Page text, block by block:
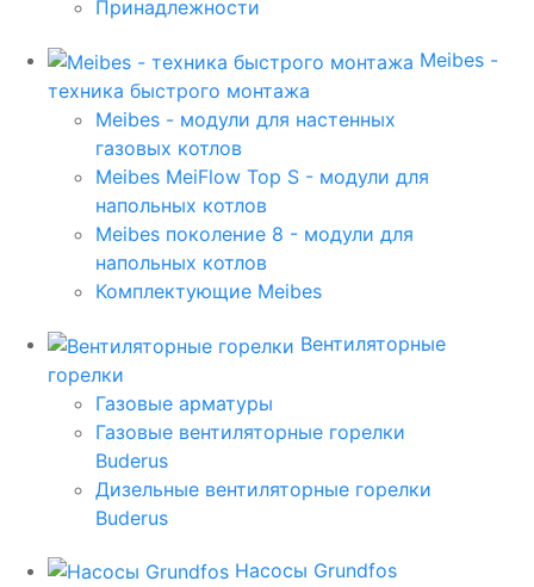
Принадлежности
Meibes -
техника быстрого монтажа
Meibes - модули для настенных
газовых котлов
Meibes MeiFlow Top S - модули для
напольных котлов
Meibes поколение 8 - модули для
напольных котлов
Комплектующие Meibes
Вентиляторные
горелки
Газовые арматуры
Газовые вентиляторные горелки
Buderus
Дизельные вентиляторные горелки
Buderus
Насосы Grundfos